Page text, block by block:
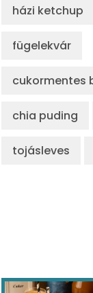
házi ketchup
fügelekvár
cukormentes
chia puding
tojásleves